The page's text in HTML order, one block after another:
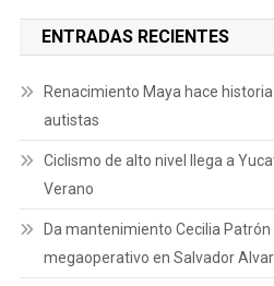
ENTRADAS RECIENTES
Renacimiento Maya hace
autistas
Ciclismo de alto nivel llega a
Verano
Da mantenimiento Cecilia Patrón
megaoperativo en Salvador